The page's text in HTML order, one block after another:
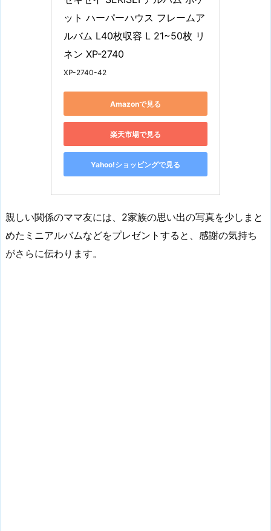
ット ハーパーハウス フレームア
ルバム L40枚収容 L 21~50枚 リ
ネン XP-2740
XP-2740-42
Amazonで見る
楽天市場で見る
Yahoo!ショッピングで見る
親しい関係のママ友には、2家族の思い出の写真を少しまと
めたミニアルバムなどをプレゼントすると、感謝の気持ち
がさらに伝わります。